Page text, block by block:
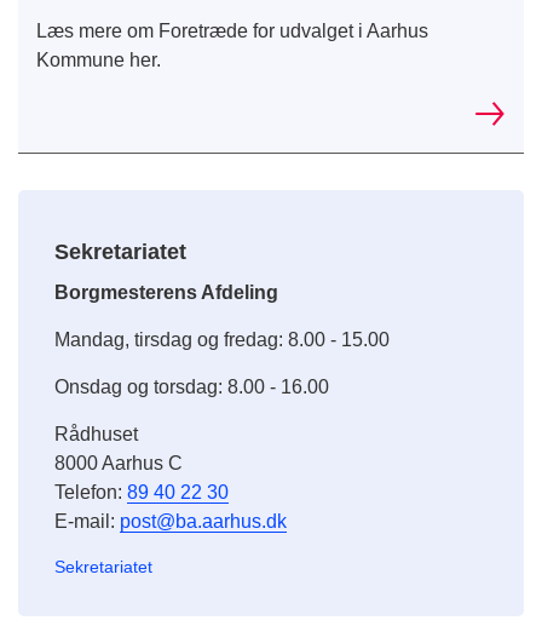
Læs mere om Foretræde for udvalget i Aarhus
Kommune her.
Sekretariatet
Borgmesterens Afdeling
Mandag, tirsdag og fredag: 8.00 - 15.00
Onsdag og torsdag: 8.00 - 16.00
Rådhuset
8000 Aarhus C
Telefon: 89 40 22 30
E-mail: post@ba.aarhus.dk
Sekretariatet